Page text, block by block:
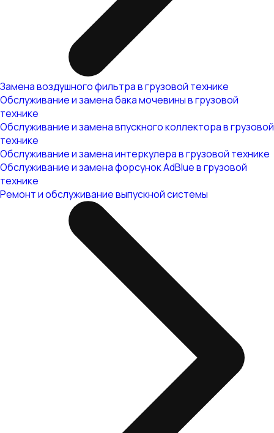
Замена воздушного фильтра в грузовой технике
Обслуживание и замена бака мочевины в грузовой
технике
Обслуживание и замена впускного коллектора в грузовой
технике
Обслуживание и замена интеркулера в грузовой технике
Обслуживание и замена форсунок AdBlue в грузовой
технике
Ремонт и обслуживание выпускной системы